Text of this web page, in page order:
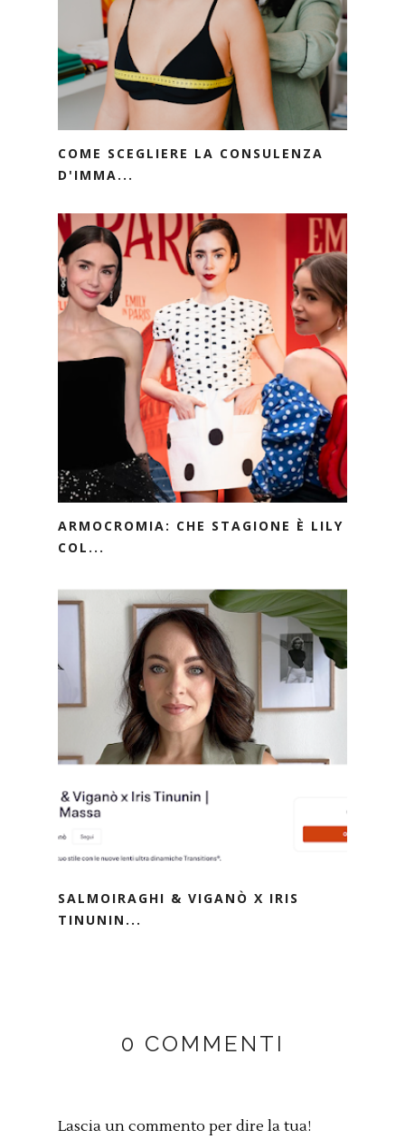
COME SCEGLIERE LA CONSULENZA
D'IMMA...
ARMOCROMIA: CHE STAGIONE È LILY
COL...
SALMOIRAGHI & VIGANÒ X IRIS
TINUNIN...
0 COMMENTI
Lascia un commento per dire la tua!